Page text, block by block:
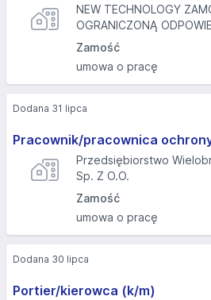
NEW TECHNOLOGY
OGRANICZONĄ
Zamość
umowa o pracę
Pracownik/pracownica
Przedsiębiorstwo
Sp. Z O.O.
Zamość
umowa o pracę
Dodana 31 lipca
Portier/kierowca (k/m)
Dodana 30 lipca